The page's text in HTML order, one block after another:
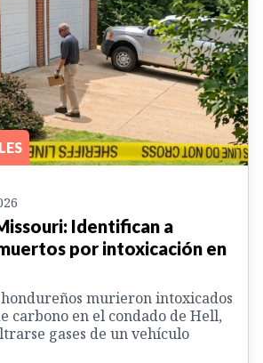
Identifican a
por intoxicación en
murieron intoxicados
carbono en el condado de Hell,
gases de un vehículo